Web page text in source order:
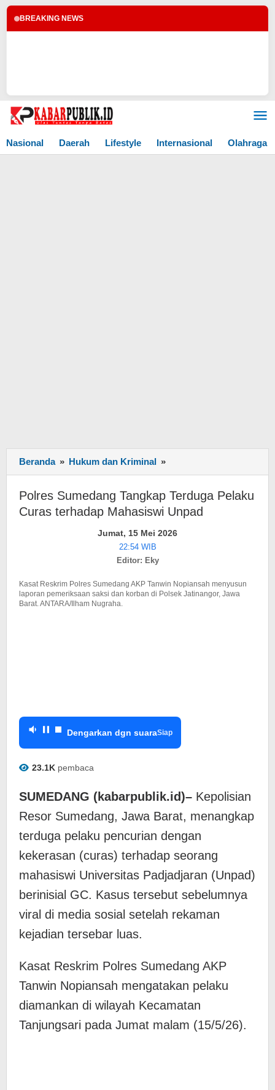
BREAKING NEWS
Lewati
Nasional
Daerah Lifestyle Internasional Olahraga
Beranda » Hukum dan Kriminal »
Sumedang
Tangkap
Terduga
Pelaku
Curas
Polres Sumedang Tangkap Terduga Pelaku
Curas terhadap Mahasiswi Unpad
Jumat, 15 Mei 2026
22:54 WIB
Editor: Eky
Kasat Reskrim Polres Sumedang AKP Tanwin Nopiansah menyusun
laporan pemeriksaan saksi dan korban di Polsek Jatinangor, Jawa
Barat. ANTARA/Ilham Nugraha.
Dengarkan dgn suaraSiap
23.1K pembaca
SUMEDANG (kabarpublik.id)– Kepolisian
Resor Sumedang, Jawa Barat, menangkap
terduga pelaku pencurian dengan
kekerasan (curas) terhadap seorang
mahasiswi Universitas Padjadjaran (Unpad)
berinisial GC. Kasus tersebut sebelumnya
viral di media sosial setelah rekaman
kejadian tersebar luas.
Kasat Reskrim Polres Sumedang AKP
Tanwin Nopiansah mengatakan pelaku
diamankan di wilayah Kecamatan
Tanjungsari pada Jumat malam (15/5/26).